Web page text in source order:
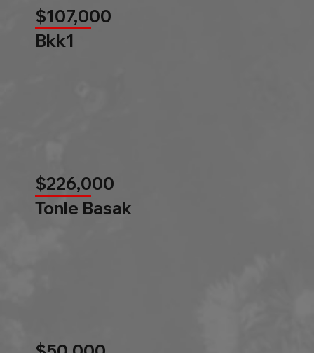
$107,000
Bkk1
$226,000
Tonle Basak